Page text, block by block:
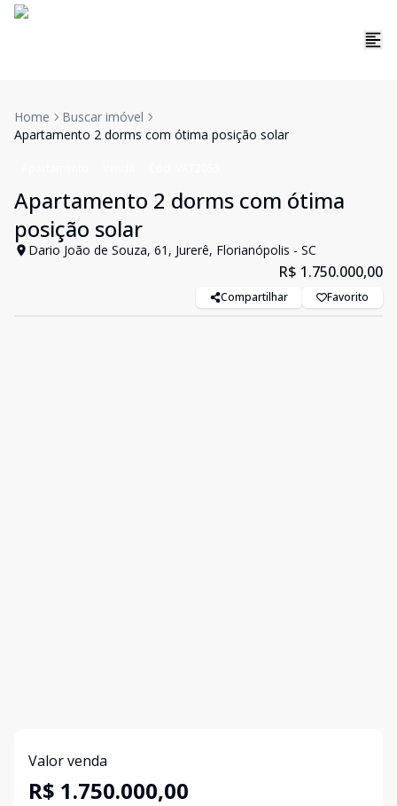
Home
Buscar imóvel
Apartamento 2 dorms com ótima posição solar
Apartamento 2 dorms com ótima
posição solar
Dario João de Souza, 61, Jurerê, Florianópolis - SC
R$ 1.750.000,00
Compartilhar Favorito
Valor venda
R$ 1.750.000,00